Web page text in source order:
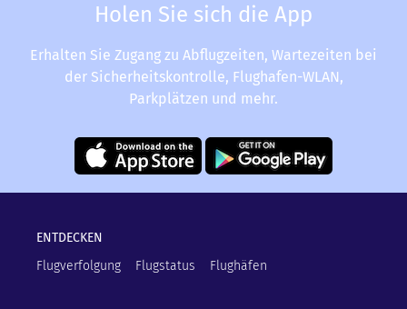
Holen Sie sich die App
Erhalten Sie Zugang zu Abflugzeiten, Wartezeiten bei
der Sicherheitskontrolle, Flughafen-WLAN,
Parkplätzen und mehr.
ENTDECKEN
Flugverfolgung
Flugstatus Flughäfen